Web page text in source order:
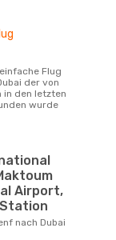
der von
in den letzten
wurde
Airport,